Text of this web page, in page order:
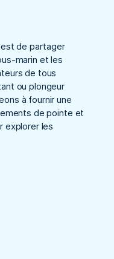
de partager
marin et les
de tous
ou plongeur
à fournir une
de pointe et
explorer les